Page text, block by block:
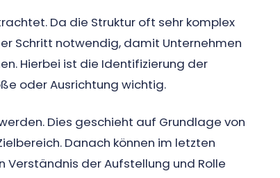
Da die Struktur oft sehr komplex
Schritt notwendig, damit Unternehmen
Hierbei ist die Identifizierung der
oder Ausrichtung wichtig.
Dies geschieht auf Grundlage von
Danach können im letzten
Verständnis der Aufstellung und Rolle